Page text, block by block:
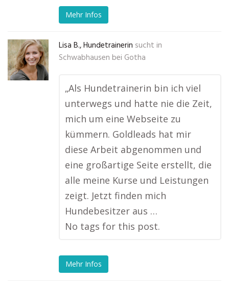
Mehr Infos
Lisa B., Hundetrainerin sucht in
Schwabhausen bei Gotha
„Als Hundetrainerin bin ich viel
unterwegs und hatte nie die Zeit,
mich um eine Webseite zu
kümmern. Goldleads hat mir
diese Arbeit abgenommen und
eine großartige Seite erstellt, die
alle meine Kurse und Leistungen
zeigt. Jetzt finden mich
Hundebesitzer aus …
No tags for this post.
Mehr Infos